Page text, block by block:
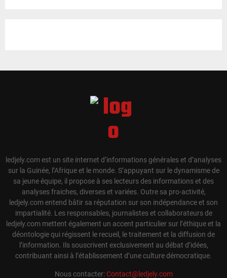
ledjely.com est un site internet d’informations générales et d’analyses
sur la Guinée, l’Afrique et le monde. S’appuyant sur le dynamisme de
sa jeune équipe, il propose à ses lecteurs des informations et des
analyses fraiches, diverses et variées. Outre sa pro-activité,
ledjely.com entend bâtir sa réputation sur son indépendance et son
impartialité. Les responsables, journalistes et collaborateurs de
ledjely.com mettent également un accent particulier sur l’éthique et la
déontologie qui régissent le recueil, le traitement et la diffusion de
l’information. Ils souscrivent exclusivement au débat d’idées,
contribuant ainsi à l’établissement d’une culture démocratique.
Nous contacter:Contact@ledjely.com